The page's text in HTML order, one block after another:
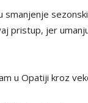
pristup, jer
u Opatiji kroz